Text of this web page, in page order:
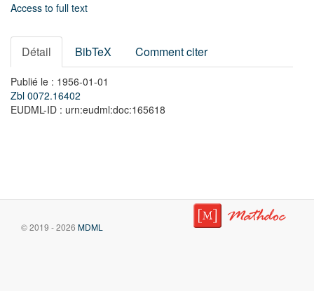
Access to full text
Détail BibTeX Comment citer
Publié le : 1956-01-01
Zbl 0072.16402
EUDML-ID : urn:eudml:doc:165618
© 2019 - 2026 MDML